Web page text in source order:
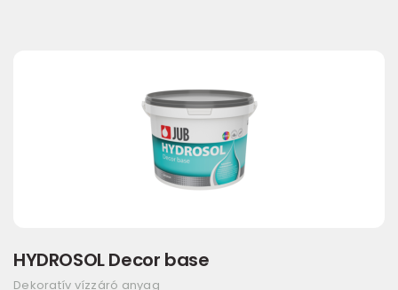
HYDROSOL Decor base
Dekoratív vízzáró anyag